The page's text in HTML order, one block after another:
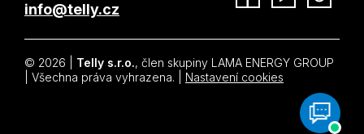
info@telly.cz
© 2026 | Telly s.r.o., člen skupiny LAMA ENERGY GROUP
| Všechna práva vyhrazena. |
Nastavení cookies